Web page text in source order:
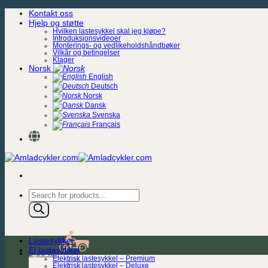
Skip
Kontakt oss
Hjelp og støtte
Hvilken lastesykkel skal jeg kjøpe?
Introduksjonsvideoer
Monterings- og vedlikeholdshåndbøker
Vilkår og betingelser
Klager
Norsk
English
Deutsch
Norsk
Dansk
Svenska
Français
Products
search
0,00kr.
Lastesykkel
El lastesykkel
Elektrisk lastesykkel – Premium
Elektrisk lastesykkel – Deluxe